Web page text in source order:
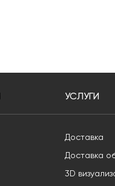
УСЛУГИ
Доставка
Доставка
3D